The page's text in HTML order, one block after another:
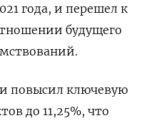
года, и перешел к
будущего
повысил ключевую
до 11,25%, что